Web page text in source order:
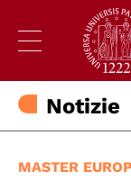
Notizie
MASTER